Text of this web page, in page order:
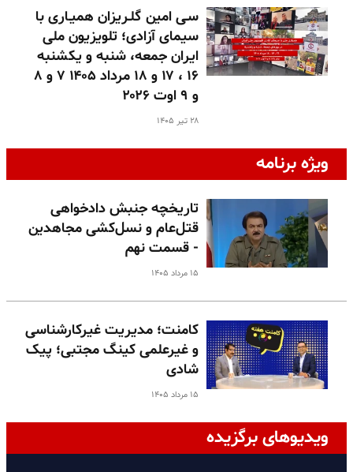
سـی امین گلـریزان همیـاری با
سیمای آزادی؛ تلویزیون ملی
ایران جمعه، شنبه و یکشنبه
۱۶ ، ۱۷ و ۱۸ مرداد ۱۴۰۵ ۷ و ۸
و ۹ اوت ۲۰۲۶
۲۸ تیر ۱۴۰۵
ویژه برنامه
تاریخچه جنبش دادخواهی
قتل‌عام و نسل‌کشی مجاهدین
- قسمت نهم
۱۵ مرداد ۱۴۰۵
کامنت؛ مدیریت غیرکارشناسی
و غیرعلمی کینگ مجتبی؛ پیک
شادی
۱۵ مرداد ۱۴۰۵
ویدیوهای برگزیده